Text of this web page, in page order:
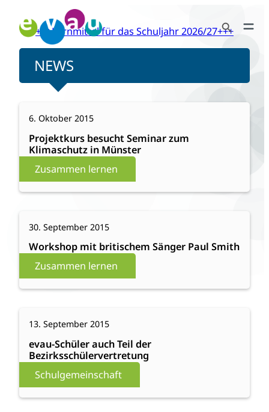
Inhalt
springen
Search
for:
+++Lernmittel für das Schuljahr 2026/27+++
NEWS
Zusammen lernen
6. Oktober 2015
Projektkurs besucht Seminar zum
Klimaschutz in Münster
Projektkurs
besucht
Seminar
zum
Klimaschutz
in
Zusammen lernen
30. September 2015
Workshop mit britischem Sänger Paul Smith
Workshop
mit
britischem
Sänger
Paul
Schulgemeinschaft
13. September 2015
evau-Schüler auch Teil der
Bezirksschülervertretung
evau-
Schüler
auch
Teil
der
Bezirksschülervertretung